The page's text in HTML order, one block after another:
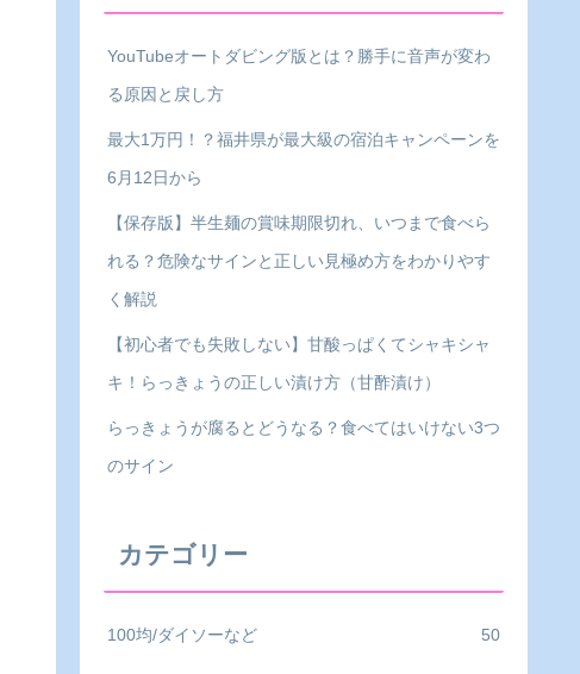
YouTubeオートダビング版とは？勝手に音声が変わ
る原因と戻し方
最大1万円！？福井県が最大級の宿泊キャンペーンを
6月12日から
【保存版】半生麺の賞味期限切れ、いつまで食べら
れる？危険なサインと正しい見極め方をわかりやす
く解説
【初心者でも失敗しない】甘酸っぱくてシャキシャ
キ！らっきょうの正しい漬け方（甘酢漬け）
らっきょうが腐るとどうなる？食べてはいけない3つ
のサイン
カテゴリー
100均/ダイソーなど 50